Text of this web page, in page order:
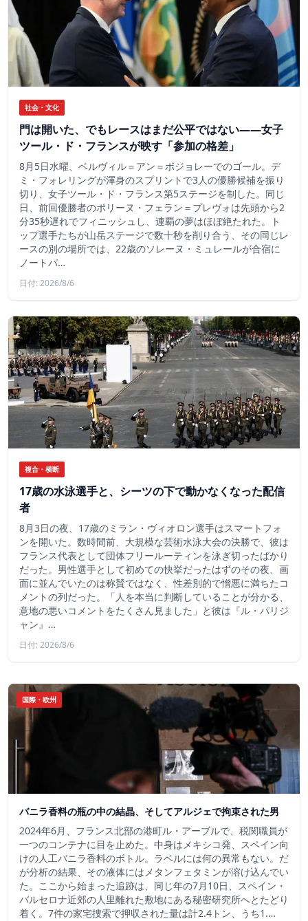
社会・文化
門は開いた、でもレースはまだ公平ではない――女子
ツール・ド・フランスが映す「参加の格差」
8月5日水曜、ベルヴィル＝アン＝ボジョレーでのゴール。デ
ミ・フォレリングが渾身のスプリントで3人の優勝候補を振り
切り、女子ツール・ド・フランス第5ステージを制した。同じ
日、前回優勝者のポリーヌ・フェラン＝プレヴォは先頭から2
分35秒遅れでフィニッシュし、連覇の夢はほぼ絶たれた。ト
ップ選手たちが山岳ステージで数十秒を削り合う、その同じレ
ースの別の場所では、22歳のソレーヌ・ミュレールが合宿に
ノートパ…
日付: 2026/8/6
複合・横断
17歳の水泳選手と、シーツの下で動かなくなった配信
者
8月3日の夜、17歳のミラン・ヴィオロン選手はスマートフォ
ンを開いた。数時間前、大規模な芸術水泳大会の決勝で、彼は
フランス代表として団体フリールーティンを泳ぎ切ったばかり
だった。男性選手として初めての快挙だったはずのその夜、画
面に並んでいたのは称賛ではなく、性差別的で憎悪に満ちたコ
メントの列だった。「人を本当に判断していることが分かる、
意地の悪いコメントをたくさん見ました」と彼は『ル・パリジ
ャン』…
日付: 2026/8/6
国際・欧州
バニラ香料の瓶の中の結晶、そしてアルジェで拘束された男
2024年6月、フランス北部の港町ル・アーブルで、税関職員が
一つのコンテナに目を止めた。中身はメキシコ発、スペイン向
けの人工バニラ香料のボトル。ラベルには何の異常もない。だ
が分析の結果、その液体にはメタンフェタミンが溶け込んでい
た。ここから始まった追跡は、同じ年の7月10日、スペイン・
バルセロナ近郊の人里離れた敷地にある秘密研究所へとたどり
着く。7件の家宅捜索で押収された量は計2.4トン、うち1.…